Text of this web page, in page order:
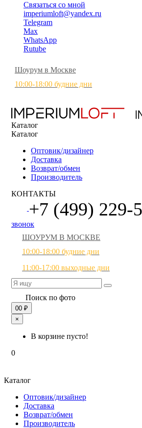
Связаться со мной
imperiumloft@yandex.ru
Telegram
Max
WhatsApp
Rutube
Шоурум в Москве
10:00-18:00 будние дни
Каталог
Каталог
Оптовик/дизайнер
Доставка
Возврат/обмен
Производитель
КОНТАКТЫ
+7 (499) 229-
звонок
ШОУРУМ В МОСКВЕ
10:00-18:00 будние дни
11:00-17:00 выходные дни
Поиск по фото
00 ₽
×
В корзине пусто!
0
Каталог
Оптовик/дизайнер
Доставка
Возврат/обмен
Производитель